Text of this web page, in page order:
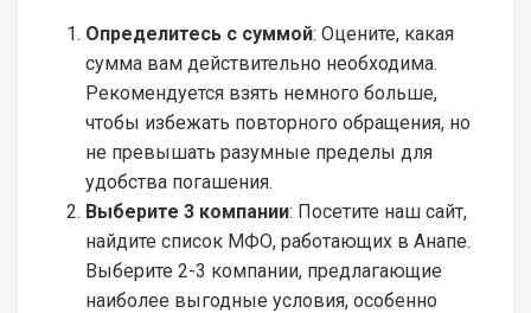
Определитесь с суммой: Оцените, какая
сумма вам действительно необходима.
Рекомендуется взять немного больше,
чтобы избежать повторного обращения, но
не превышать разумные пределы для
удобства погашения.
Выберите 3 компании: Посетите наш сайт,
найдите список МФО, работающих в Анапе.
Выберите 2-3 компании, предлагающие
наиболее выгодные условия, особенно